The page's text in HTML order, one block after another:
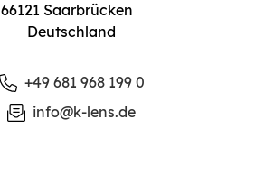
66121 Saarbrücken
Deutschland
+49 681 968 199 0
info@k-lens.de